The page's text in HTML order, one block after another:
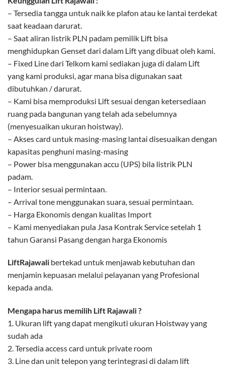
– Tersedia tangga untuk naik ke plafon atau ke lantai terdekat
saat keadaan darurat.
– Saat aliran listrik PLN padam pemilik Lift bisa
menghidupkan Genset dari dalam Lift yang dibuat oleh kami.
– Fixed Line dari Telkom kami sediakan juga di dalam Lift
yang kami produksi, agar mana bisa digunakan saat
dibutuhkan / darurat.
– Kami bisa memproduksi Lift sesuai dengan ketersediaan
ruang pada bangunan yang telah ada sebelumnya
(menyesuaikan ukuran hoistway).
– Akses card untuk masing-masing lantai disesuaikan dengan
kapasitas penghuni masing-masing
– Power bisa menggunakan accu (UPS) bila listrik PLN
padam.
– Interior sesuai permintaan.
– Arrival tone menggunakan suara, sesuai permintaan.
– Harga Ekonomis dengan kualitas Import
– Kami menyediakan pula Jasa Kontrak Service setelah 1
tahun Garansi Pasang dengan harga Ekonomis
LiftRajawali bertekad untuk menjawab kebutuhan dan
menjamin kepuasan melalui pelayanan yang Profesional
kepada anda.
Mengapa harus memilih Lift Rajawali ?
1. Ukuran lift yang dapat mengikuti ukuran Hoistway yang
sudah ada
2. Tersedia access card untuk private room
3. Line dan unit telepon yang terintegrasi di dalam lift